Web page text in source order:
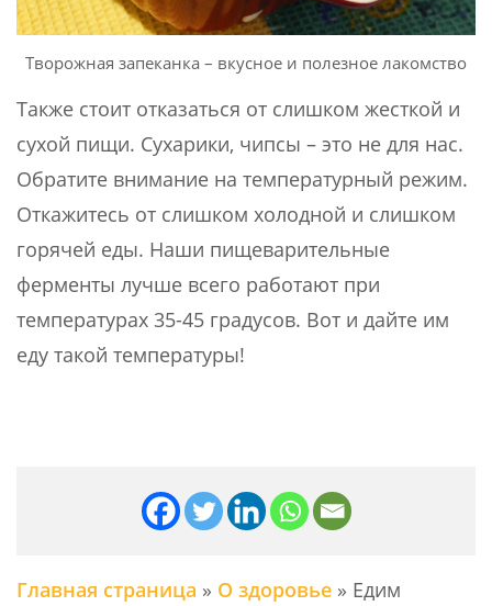
Творожная запеканка – вкусное и полезное лакомство
Также стоит отказаться от слишком жесткой и
сухой пищи. Сухарики, чипсы – это не для нас.
Обратите внимание на температурный режим.
Откажитесь от слишком холодной и слишком
горячей еды. Наши пищеварительные
ферменты лучше всего работают при
температурах 35-45 градусов. Вот и дайте им
еду такой температуры!
Главная страница » О здоровье » Едим